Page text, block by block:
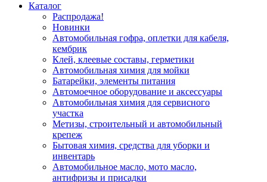
Каталог
Распродажа!
Новинки
Автомобильная гофра, оплетки для кабеля,
кембрик
Клей, клеевые составы, герметики
Автомобильная химия для мойки
Батарейки, элементы питания
Автомоечное оборудование и аксессуары
Автомобильная химия для сервисного
участка
Метизы, строительный и автомобильный
крепеж
Бытовая химия, средства для уборки и
инвентарь
Автомобильное масло, мото масло,
антифризы и присадки